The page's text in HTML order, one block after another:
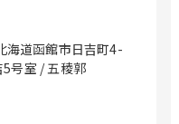
号室 / 五稜郭